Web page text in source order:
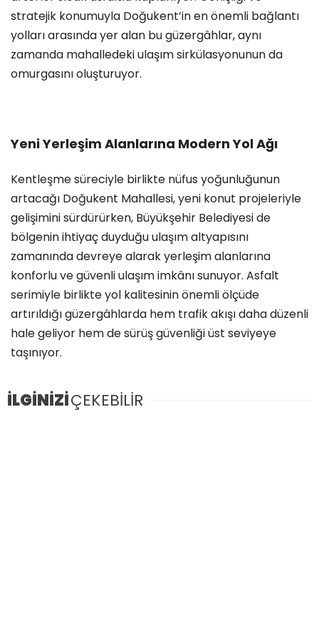
stratejik konumuyla Doğukent’in en önemli bağlantı
yolları arasında yer alan bu güzergâhlar, aynı
zamanda mahalledeki ulaşım sirkülasyonunun da
omurgasını oluşturuyor.
Yeni Yerleşim Alanlarına Modern Yol Ağı
Kentleşme süreciyle birlikte nüfus yoğunluğunun
artacağı Doğukent Mahallesi, yeni konut projeleriyle
gelişimini sürdürürken, Büyükşehir Belediyesi de
bölgenin ihtiyaç duyduğu ulaşım altyapısını
zamanında devreye alarak yerleşim alanlarına
konforlu ve güvenli ulaşım imkânı sunuyor. Asfalt
serimiyle birlikte yol kalitesinin önemli ölçüde
artırıldığı güzergâhlarda hem trafik akışı daha düzenli
hale geliyor hem de sürüş güvenliği üst seviyeye
taşınıyor.
İLGİNİZİÇEKEBİLİR